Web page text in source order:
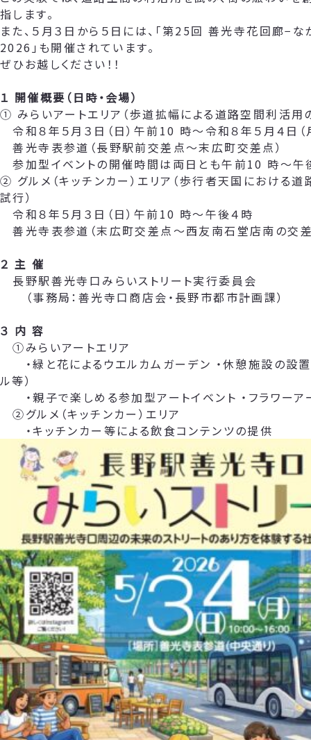
指します。
また、５月３日から５日には、「第25回 善光寺花回廊−な
2026」も開催されています。
ぜひお越しください！！
１ 開催概要（日時・会場）
① みらいアートエリア（歩道拡幅による道路空間利活用
令和８年５月３日（日）午前10 時～令和８年５月４日（
善光寺表参道（長野駅前交差点～末広町交差点）
参加型イベントの開催時間は両日とも午前10 時～午
② グルメ（キッチンカー）エリア（歩行者天国における
試行）
令和８年５月３日（日）午前10 時～午後４時
善光寺表参道（末広町交差点～西友南石堂店南の交
２ 主 催
長野駅善光寺口みらいストリート実行委員会
（事務局：善光寺口商店会・長野市都市計画課）
３ 内 容
①みらいアートエリア
・緑と花によるウエルカムガーデン ・休憩施設の設置
ル等）
・親子で楽しめる参加型アートイベント ・フラワーア
②グルメ（キッチンカー）エリア
・キッチンカー等による飲食コンテンツの提供